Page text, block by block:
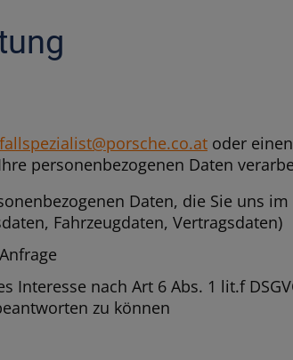
oder
personenbezogenen Daten
Daten, die Sie uns
Fahrzeugdaten, Vertragsdaten)
Interesse nach Art 6 Abs. 1 lit.f
zu können